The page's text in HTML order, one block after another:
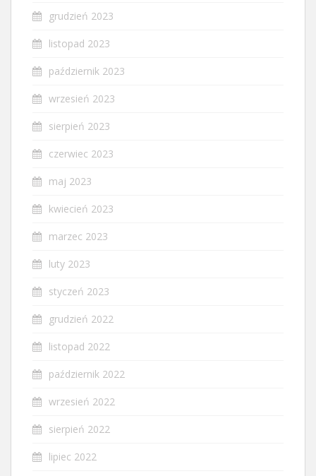
grudzień 2023
listopad 2023
październik 2023
wrzesień 2023
sierpień 2023
czerwiec 2023
maj 2023
kwiecień 2023
marzec 2023
luty 2023
styczeń 2023
grudzień 2022
listopad 2022
październik 2022
wrzesień 2022
sierpień 2022
lipiec 2022